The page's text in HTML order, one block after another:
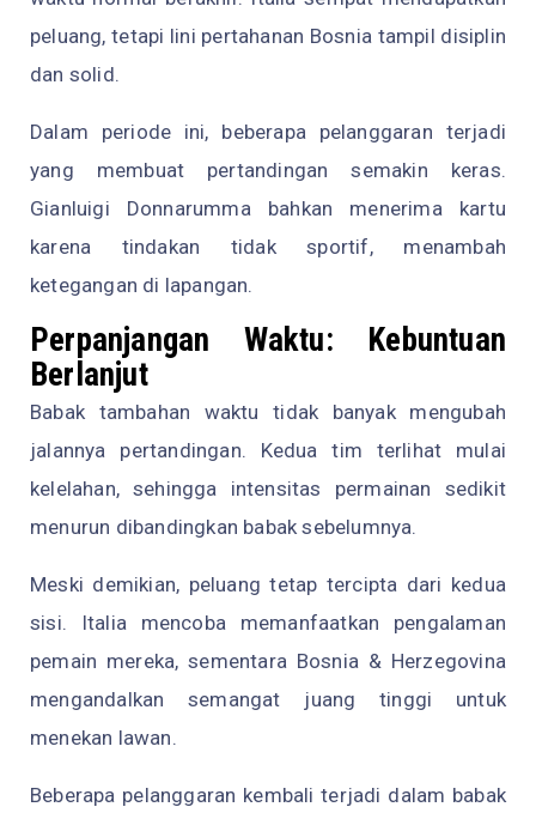
peluang, tetapi lini pertahanan Bosnia tampil disiplin
dan solid.
Dalam periode ini, beberapa pelanggaran terjadi
yang membuat pertandingan semakin keras.
Gianluigi Donnarumma bahkan menerima kartu
karena tindakan tidak sportif, menambah
ketegangan di lapangan.
Perpanjangan Waktu: Kebuntuan
Berlanjut
Babak tambahan waktu tidak banyak mengubah
jalannya pertandingan. Kedua tim terlihat mulai
kelelahan, sehingga intensitas permainan sedikit
menurun dibandingkan babak sebelumnya.
Meski demikian, peluang tetap tercipta dari kedua
sisi. Italia mencoba memanfaatkan pengalaman
pemain mereka, sementara Bosnia & Herzegovina
mengandalkan semangat juang tinggi untuk
menekan lawan.
Beberapa pelanggaran kembali terjadi dalam babak